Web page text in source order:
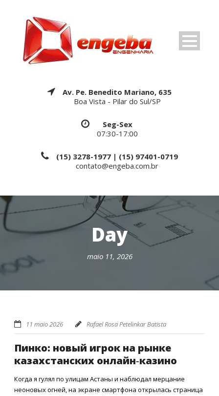
Av. Pe. Benedito Mariano, 635
Boa Vista - Pilar do Sul/SP
Seg-Sex
07:30-17:00
(15) 3278-1977 | (15) 97401-0719
contato@engeba.com.br
Day
maio 11, 2026
11 maio 2026 Rafael Rosa Petelinkar Batista
Пинко: новый игрок на рынке
казахстанских онлайн‑казино
Когда я гулял по улицам Астаны и наблюдал мерцание
неоновых огней, на экране смартфона открылась страница